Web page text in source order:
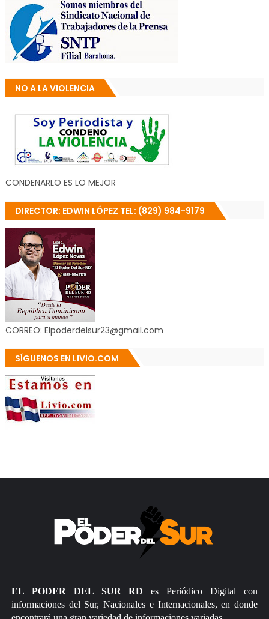
NO A LA VIOLENCIA
CONDENARLO ES LO MEJOR
DIRECTOR: EDWIN LÓPEZ TEL: (829) 984-9179
CORREO: Elpoderdelsur23@gmail.com
SÍGUENOS EN LIVIO.COM
EL PODER DEL SUR RD es Periódico Digital con
informaciones del Sur, Nacionales e Internacionales, en donde